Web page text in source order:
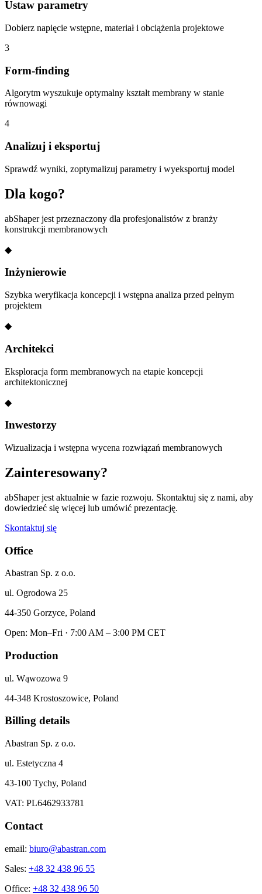
Ustaw parametry
Dobierz napięcie wstępne, materiał i obciążenia projektowe
3
Form-finding
Algorytm wyszukuje optymalny kształt membrany w stanie
równowagi
4
Analizuj i eksportuj
Sprawdź wyniki, zoptymalizuj parametry i wyeksportuj model
Dla kogo?
abShaper jest przeznaczony dla profesjonalistów z branży
konstrukcji membranowych
◆
Inżynierowie
Szybka weryfikacja koncepcji i wstępna analiza przed pełnym
projektem
◆
Architekci
Eksploracja form membranowych na etapie koncepcji
architektonicznej
◆
Inwestorzy
Wizualizacja i wstępna wycena rozwiązań membranowych
Zainteresowany?
abShaper jest aktualnie w fazie rozwoju. Skontaktuj się z nami, aby
dowiedzieć się więcej lub umówić prezentację.
Skontaktuj się
Office
Abastran Sp. z o.o.
ul. Ogrodowa 25
44-350 Gorzyce, Poland
Open: Mon–Fri · 7:00 AM – 3:00 PM CET
Production
ul. Wąwozowa 9
44-348 Krostoszowice, Poland
Billing details
Abastran Sp. z o.o.
ul. Estetyczna 4
43-100 Tychy, Poland
VAT: PL6462933781
Contact
email: biuro@abastran.com
Sales: +48 32 438 96 55
Office: +48 32 438 96 50